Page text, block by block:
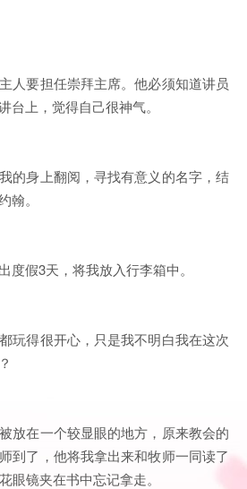
人要担任崇拜主席。他必须知道讲员
台上，觉得自己很神气。
的身上翻阅，寻找有意义的名字，结
翰。
度假3天，将我放入行李箱中。
玩得很开心，只是我不明白我在这次
放在一个较显眼的地方，原来教会的
到了，他将我拿出来和牧师一同读了
眼镜夹在书中忘记拿走。